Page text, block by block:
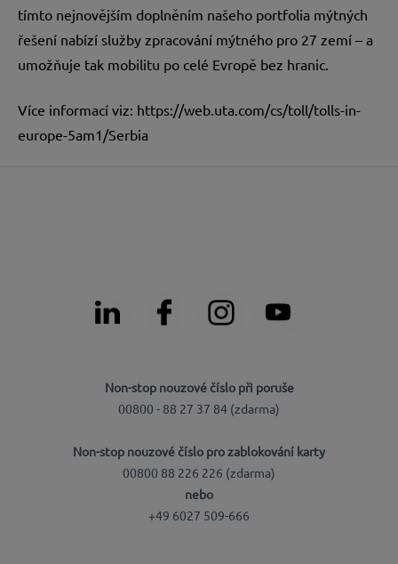
tímto nejnovějším doplněním našeho portfolia mýtných
řešení nabízí služby zpracování mýtného pro 27 zemí – a
umožňuje tak mobilitu po celé Evropě bez hranic.
Více informací viz: https://web.uta.com/cs/toll/tolls-in-
europe-5am1/Serbia
Non-stop nouzové číslo při poruše
00800 - 88 27 37 84 (zdarma)
Non-stop nouzové číslo pro zablokování karty
00800 88 226 226 (zdarma)
nebo
+49 6027 509-666